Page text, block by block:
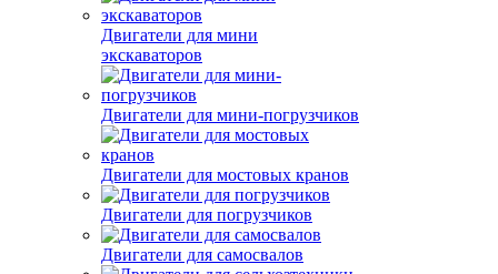
Двигатели для мини
экскаваторов
Двигатели для мини-погрузчиков
Двигатели для мостовых кранов
Двигатели для погрузчиков
Двигатели для самосвалов